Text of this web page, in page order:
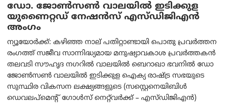
ഡോ. ജോൺസൺ വാലയിൽ ഇടിക്കുള
യുണൈറ്റഡ് നേഷൻസ് എസ്ഡിജിഎൻ
അംഗം
ന്യൂയോര്‍ക്ക്: കഴിഞ്ഞ നാല് പതിറ്റാണ്ടായി പൊതു പ്രവർത്തന
രംഗത്ത് സജീവ സാന്നിദ്ധ്യമായ മനുഷ്യാവകാശ പ്രവർത്തകൻ
തലവടി സൗഹൃദ നഗറിൽ വാലയിൽ ബെറാഖാ ഭവനിൽ ഡോ
ജോൺസൺ വാലയിൽ ഇടിക്കുള ഐക്യ രാഷ്ട്ര സഭയുടെ
സുസ്ഥിര വികസന ലക്ഷ്യങ്ങളുടെ (സസ്റ്റെനെയിബിൾ
ഡെവലപ്‌മെന്റ് ഗോൾസ് നെറ്റ്‌വർക്ക് – എസ്ഡിജിഎൻ)